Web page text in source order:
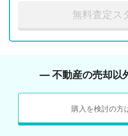
無料査定ス
― 不動産の売却以
購入を検討の方